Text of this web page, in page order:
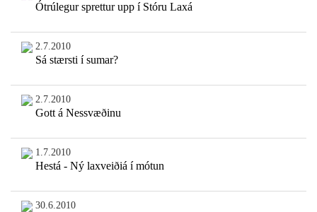
Ótrúlegur sprettur upp í Stóru Laxá
2.7.2010
Sá stærsti í sumar?
2.7.2010
Gott á Nessvæðinu
1.7.2010
Hestá - Ný laxveiðiá í mótun
30.6.2010